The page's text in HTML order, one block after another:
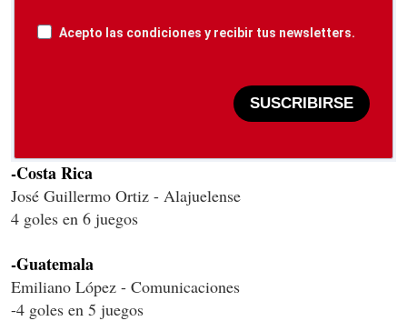
Acepto las condiciones y recibir tus newsletters.
SUSCRIBIRSE
-Costa Rica
José Guillermo Ortiz - Alajuelense
4 goles en 6 juegos
-Guatemala
Emiliano López - Comunicaciones
-4 goles en 5 juegos